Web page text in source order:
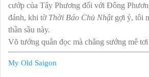
cướp của Tây Phương đối với Đông
đánh, khi tờ Thời Báo Chủ Nhậtgợi ý, tôi
thần sầu này.
Võ tướng quân đọc mà chẳng sướng mê tơi
My Old Saigon